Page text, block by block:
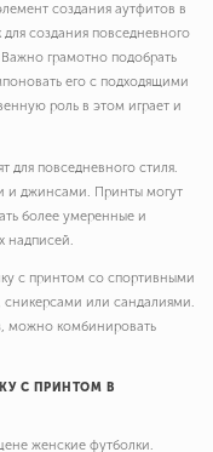
создания аутфитов в
создания повседневного
Важно грамотно подобрать
его с подходящими
роль в этом играет и
для повседневного стиля.
и джинсами. Принты могут
более умеренные и
надписей.
с принтом со спортивными
или сандалиями.
можно комбинировать
С ПРИНТОМ В
женские футболки.